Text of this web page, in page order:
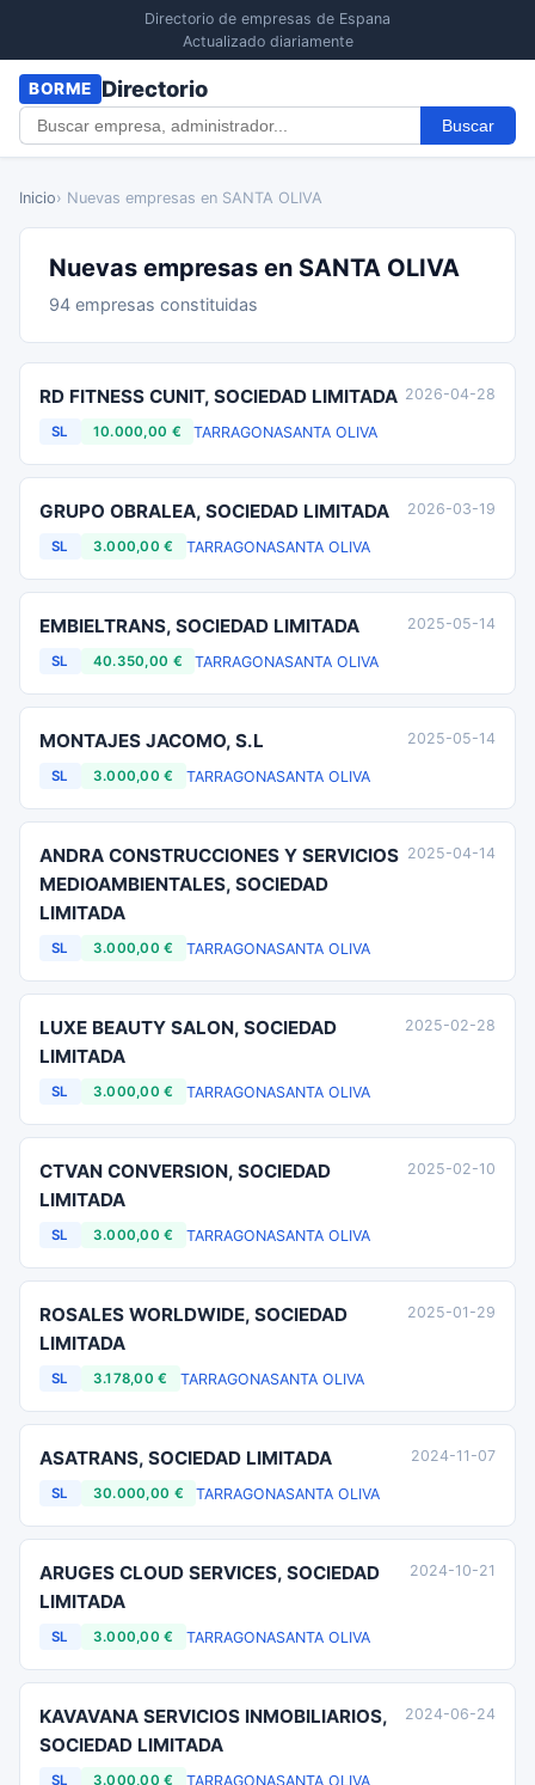
Directorio de empresas de Espana
Actualizado diariamente
BORME Directorio
Buscar
Inicio› Nuevas empresas en SANTA OLIVA
Nuevas empresas en SANTA OLIVA
94 empresas constituidas
RD FITNESS CUNIT, SOCIEDAD LIMITADA
SL 10.000,00 € TARRAGONASANTA OLIVA
2026-04-28
GRUPO OBRALEA, SOCIEDAD LIMITADA
SL 3.000,00 € TARRAGONASANTA OLIVA
2026-03-19
EMBIELTRANS, SOCIEDAD LIMITADA
SL 40.350,00 € TARRAGONASANTA OLIVA
2025-05-14
MONTAJES JACOMO, S.L
SL 3.000,00 € TARRAGONASANTA OLIVA
2025-05-14
ANDRA CONSTRUCCIONES Y SERVICIOS
MEDIOAMBIENTALES, SOCIEDAD
LIMITADA
SL 3.000,00 € TARRAGONASANTA OLIVA
2025-04-14
LUXE BEAUTY SALON, SOCIEDAD
LIMITADA
SL 3.000,00 € TARRAGONASANTA OLIVA
2025-02-28
CTVAN CONVERSION, SOCIEDAD
LIMITADA
SL 3.000,00 € TARRAGONASANTA OLIVA
2025-02-10
ROSALES WORLDWIDE, SOCIEDAD
LIMITADA
SL 3.178,00 € TARRAGONASANTA OLIVA
2025-01-29
ASATRANS, SOCIEDAD LIMITADA
SL 30.000,00 € TARRAGONASANTA OLIVA
2024-11-07
ARUGES CLOUD SERVICES, SOCIEDAD
LIMITADA
SL 3.000,00 € TARRAGONASANTA OLIVA
2024-10-21
KAVAVANA SERVICIOS INMOBILIARIOS,
SOCIEDAD LIMITADA
SL 3.000,00 € TARRAGONASANTA OLIVA
2024-06-24